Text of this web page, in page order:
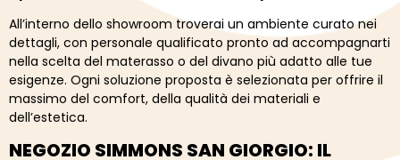
All’interno dello showroom troverai un ambiente curatonei
dettagli, con personale qualificato pronto ad accompagnarti
nella scelta del materasso o del divano più adatto alle tue
esigenze. Ogni soluzione proposta è selezionata per offrire il
massimo del comfort, della qualità dei materiali e
dell’estetica.
NEGOZIO SIMMONS SAN GIORGIO: IL